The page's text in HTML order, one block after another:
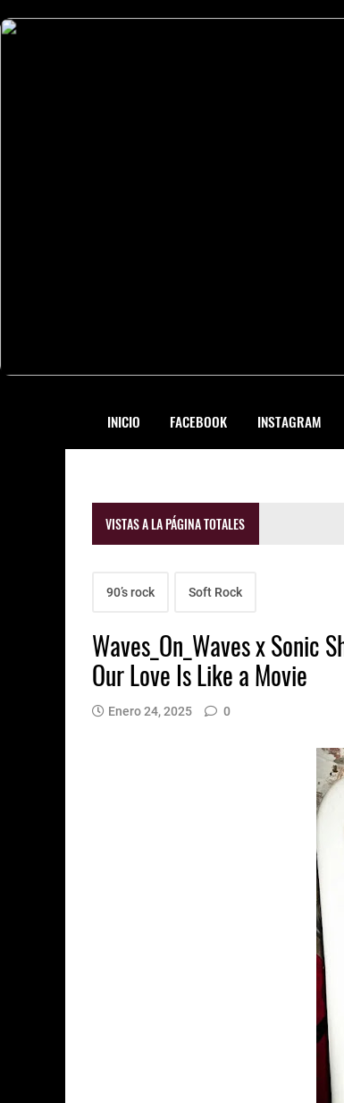
INICIO FACEBOOK INSTAGRAM
VISTAS A LA PÁGINA TOTALES
90’s rock Soft Rock
Waves_On_Waves x Sonic
Our Love Is Like a Movie
Enero 24, 2025 0